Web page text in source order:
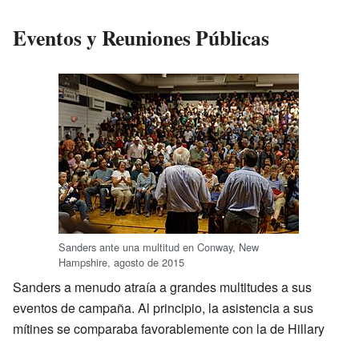
Eventos y Reuniones Públicas
Sanders ante una multitud en Conway, New
Hampshire, agosto de 2015
Sanders a menudo atraía a grandes multitudes a sus
eventos de campaña. Al principio, la asistencia a sus
mítines se comparaba favorablemente con la de Hillary